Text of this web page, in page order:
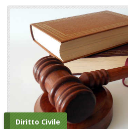
Diritto Civile